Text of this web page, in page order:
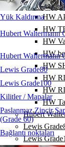
Yük Kaldırma
Hubert Waltermann
Hubert Waltermann
Lewis Grade80
Lewis Grade100
Kilitler / Mapalar
Paslanmaz Zincir
(Grade 60)
Bağlantı noktaları
HW
HW
HW
HW
HW
HW
HW
HW
HW
Hubert
Lewis
Lewis